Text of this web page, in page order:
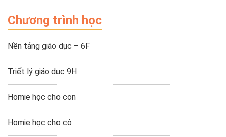
Chương trình học
Nền tảng giáo dục – 6F
Triết lý giáo dục 9H
Homie học cho con
Homie học cho cô